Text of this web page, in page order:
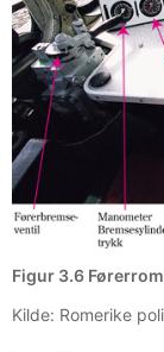
Figur 3.6
Kilde: Romerike